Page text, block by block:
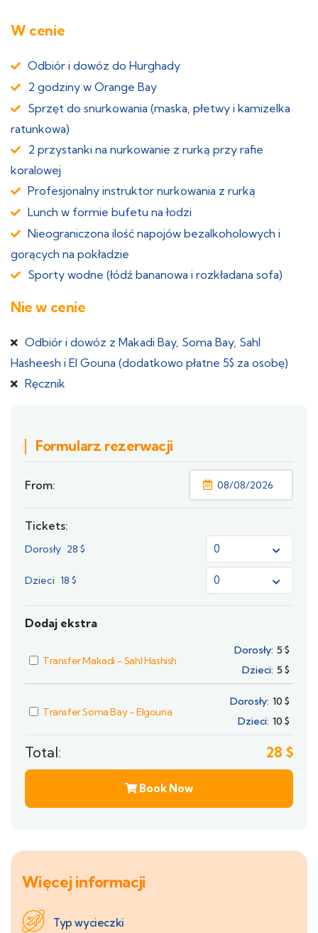
W cenie
Odbiór i dowóz do Hurghady
2 godziny w Orange Bay
Sprzęt do snurkowania (maska, płetwy i kamizelka
ratunkowa)
2 przystanki na nurkowanie z rurką przy rafie
koralowej
Profesjonalny instruktor nurkowania z rurką
Lunch w formie bufetu na łodzi
Nieograniczona ilość napojów bezalkoholowych i
gorących na pokładzie
Sporty wodne (łódź bananowa i rozkładana sofa)
Nie w cenie
Odbiór i dowóz z Makadi Bay, Soma Bay, Sahl
Hasheesh i El Gouna (dodatkowo płatne 5$ za osobę)
Ręcznik
Formularz rezerwacji
From:
Tickets:
Dorosły 28 $
Dzieci 18 $
Dodaj ekstra
Transfer Makadi - Sahl Hashish
Dorosły: 5 $
Dzieci: 5 $
Transfer Soma Bay - Elgouna
Dorosły: 10 $
Dzieci: 10 $
Total: 28 $
Book Now
Więcej informacji
Typ wycieczki